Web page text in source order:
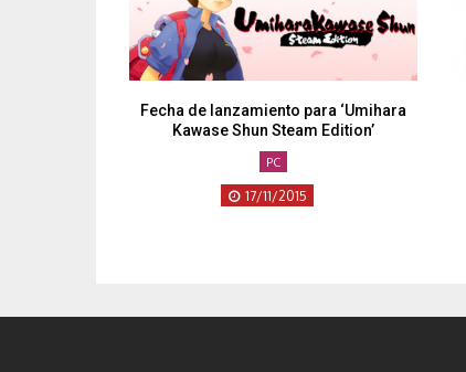
Fecha de lanzamiento para ‘Umihara
Kawase Shun Steam Edition’
PC
17/11/2015